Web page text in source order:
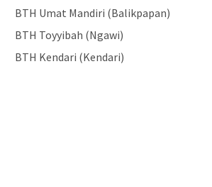
BTH Umat Mandiri (Balikpapan)
BTH Toyyibah (Ngawi)
BTH Kendari (Kendari)